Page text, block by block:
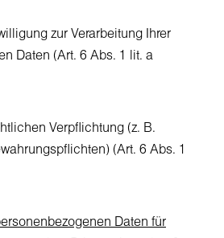
zur Verarbeitung Ihrer
Daten (Art. 6 Abs. 1 lit. a
Verpflichtung (z. B.
(Art. 6 Abs. 1
Daten für